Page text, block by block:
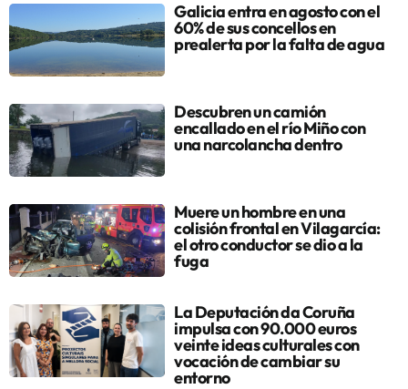
Galicia entra en agosto con el
60% de sus concellos en
prealerta por la falta de agua
Descubren un camión
encallado en el río Miño con
una narcolancha dentro
Muere un hombre en una
colisión frontal en Vilagarcía:
el otro conductor se dio a la
fuga
La Deputación da Coruña
impulsa con 90.000 euros
veinte ideas culturales con
vocación de cambiar su
entorno